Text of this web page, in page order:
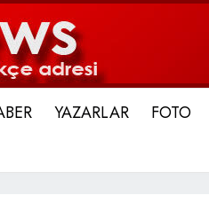
YAZARLAR FOTO